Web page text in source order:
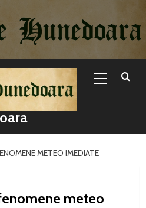
Menu
METEO IMEDIATE
meteo